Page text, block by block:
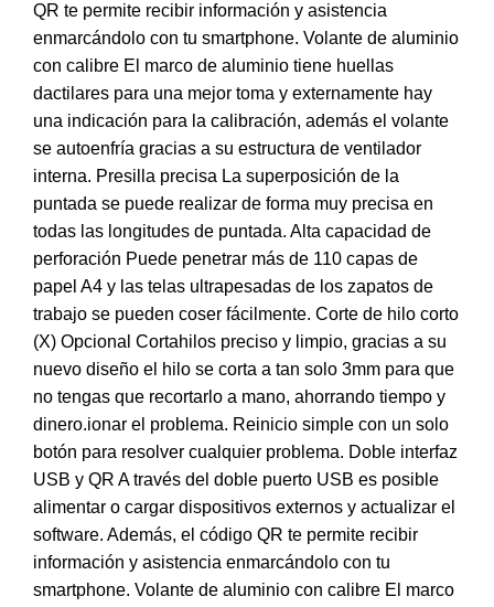
QR te permite recibir información y asistencia
enmarcándolo con tu smartphone. Volante de aluminio
con calibre El marco de aluminio tiene huellas
dactilares para una mejor toma y externamente hay
una indicación para la calibración, además el volante
se autoenfría gracias a su estructura de ventilador
interna. Presilla precisa La superposición de la
puntada se puede realizar de forma muy precisa en
todas las longitudes de puntada. Alta capacidad de
perforación Puede penetrar más de 110 capas de
papel A4 y las telas ultrapesadas de los zapatos de
trabajo se pueden coser fácilmente. Corte de hilo corto
(X) Opcional Cortahilos preciso y limpio, gracias a su
nuevo diseño el hilo se corta a tan solo 3mm para que
no tengas que recortarlo a mano, ahorrando tiempo y
dinero.ionar el problema. Reinicio simple con un solo
botón para resolver cualquier problema. Doble interfaz
USB y QR A través del doble puerto USB es posible
alimentar o cargar dispositivos externos y actualizar el
software. Además, el código QR te permite recibir
información y asistencia enmarcándolo con tu
smartphone. Volante de aluminio con calibre El marco